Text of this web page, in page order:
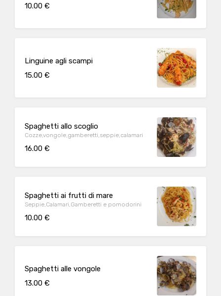
10.00 €
Linguine agli scampi
15.00 €
Spaghetti allo scoglio
Cozze,vongole,gamberetti,seppie,calamari
16.00 €
Spaghetti ai frutti di mare
Seppie,Calamari,Gamberetti e pomodorini
10.00 €
Spaghetti alle vongole
13.00 €